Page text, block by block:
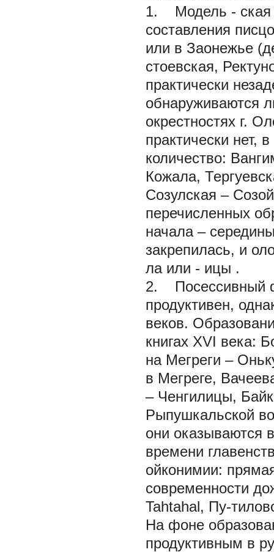
1. Модель - ская
составления
или в Заонежье
стоевская,
практически
обнаруживаются
окрестностях г.
практически нет,
количество:
Кожала,
Созулская –
перечисленных
начала –
закрепилась, и
ла или - ицы .
2. Посессивный
продуктивен,
веков.
книгах XVI века:
на Мегреги –
в Мегреге,
– Ченгилицы,
Рыпушкальской
они оказываются
времени
ойконимии:
современности
Tahtahal, Пу-
На фоне
продуктивным в